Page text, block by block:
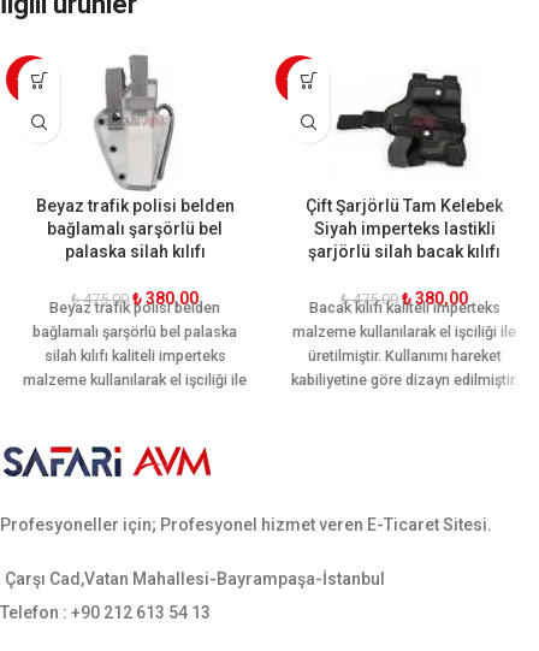
-20%
Beyaz trafik polisi belden
bağlamalı şarşörlü bel
palaska silah kılıfı
₺475,00 ₺380,00
Beyaz trafik polisi belden
bağlamalı şarşörlü bel palaska
silah kılıfı kaliteli imperteks
malzeme kullanılarak el işciliği ile
Tek şarjör yeri vardır. Ergonomik
yapısı sayesinde palaskayı
sağlamaktadır. Sarsılmaz, canik,
sauer, smith wesson gibi tüm orta
-20%
Çift Şarjörlü Tam Kelebek
Siyah imperteks lastikli
şarjörlü silah bacak kılıfı
₺475,00 ₺380,00
Bacak kılıfı kaliteli imperteks
malzeme kullanılarak el işciliği ile
üretilmiştir. Kullanımı hareket
kabiliyetine göre dizayn edilmiştir.
yavuz, baretta cz-75, glock, sig
ebatlı tabancalara uygundur.
Profesyoneller için; Profesyonel hizmet veren E-Ticaret Sitesi.
Çarşı Cad,Vatan Mahallesi-Bayrampaşa-İstanbul
Telefon : +90 212 613 54 13